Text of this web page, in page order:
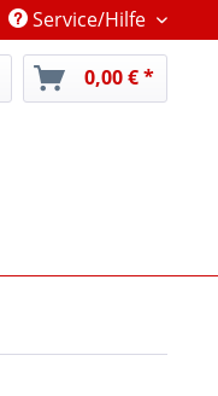
Service/Hilfe
0,00 € *